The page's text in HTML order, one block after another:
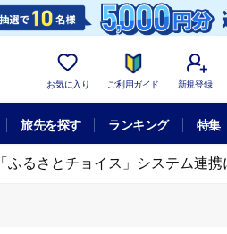
お気に入り ご利用ガイド 新規登録
旅先を探す ランキング 特集
「ふるさとチョイス」システム連携